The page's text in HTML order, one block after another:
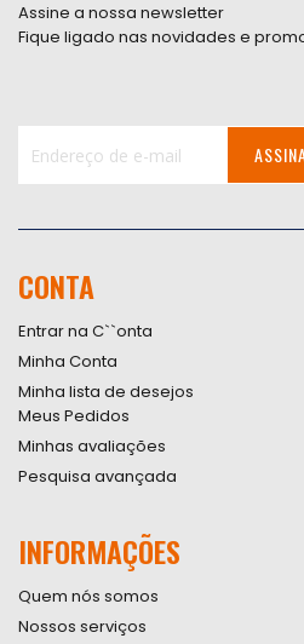
Assine a nossa newsletter
Fique ligado nas novidades e
Newsletter:
CONTA
Entrar na C``onta
Minha Conta
Minha lista de desejos
Meus Pedidos
Minhas avaliações
Pesquisa avançada
INFORMAÇÕES
Quem nós somos
Nossos serviços